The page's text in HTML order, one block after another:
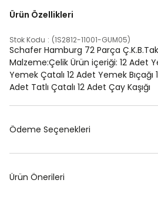
Ürün Özellikleri
Stok Kodu (1S2812-11001-GUM05)
Schafer Hamburg 72 Parça
Malzeme:Çelik Ürün içeriği: 12 Adet
Yemek Çatalı 12 Adet Yemek Bıçağı
Adet Tatlı Çatalı 12 Adet Çay Kaşığı
Ödeme Seçenekleri
Ürün Önerileri